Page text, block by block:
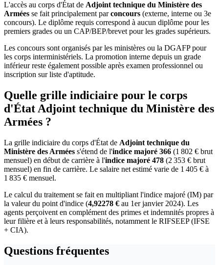
L'accès au corps d'État de Adjoint technique du Ministère des
Armées se fait principalement parconcours (externe, interne ou 3e
concours). Le diplôme requis correspond à aucun diplôme pour les
premiers grades ou un CAP/BEP/brevet pour les grades supérieurs.
Les concours sont organisés par les ministères ou la DGAFP pour
les corps interministériels. La promotion interne depuis un grade
inférieur reste également possible après examen professionnel ou
inscription sur liste d'aptitude.
Quelle grille indiciaire pour le corps
d'État Adjoint technique du Ministère des
Armées ?
La grille indiciaire du corps d'État de Adjoint technique du
Ministère des Armées s'étend de l'indice majoré 366 (1 802 € brut
mensuel) en début de carrière à l'indice majoré 478 (2 353 € brut
mensuel) en fin de carrière. Le salaire net estimé varie de 1 405 € à
1 835 € mensuel.
Le calcul du traitement se fait en multipliant l'indice majoré (IM) par
la valeur du point d'indice (4,92278 € au 1er janvier 2024). Les
agents perçoivent en complément des primes et indemnités propres à
leur filière et à leurs responsabilités, notamment le RIFSEEP (IFSE
+ CIA).
Questions fréquentes